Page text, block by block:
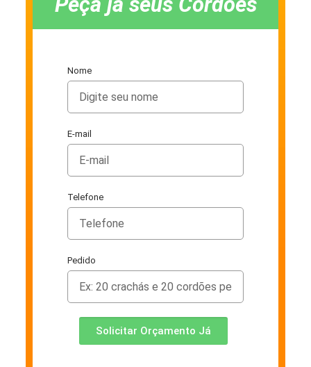
Nome
E-mail
Telefone
Pedido
Solicitar Orçamento Já